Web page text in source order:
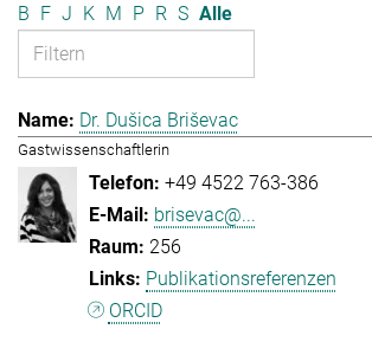
B F J K M P R S Alle
Dr. Dušica Briševac
Gastwissenschaftlerin
+49 4522 763-386
brisevac@...
256
Publikationsreferenzen
ORCID